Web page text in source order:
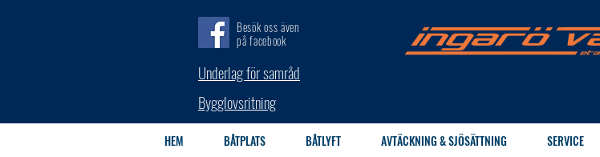
Besök oss även
på facebook
Underlag för samråd
Bygglovsritning
HEM BÅTPLATS BÅTLYFT AVTÄCKNING & SJÖSÄTTNING SERVICE